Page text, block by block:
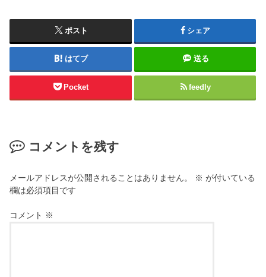
ポスト シェア
はてブ 送る
Pocket feedly
コメントを残す
メールアドレスが公開されることはありません。 ※ が付いている
欄は必須項目です
コメント ※